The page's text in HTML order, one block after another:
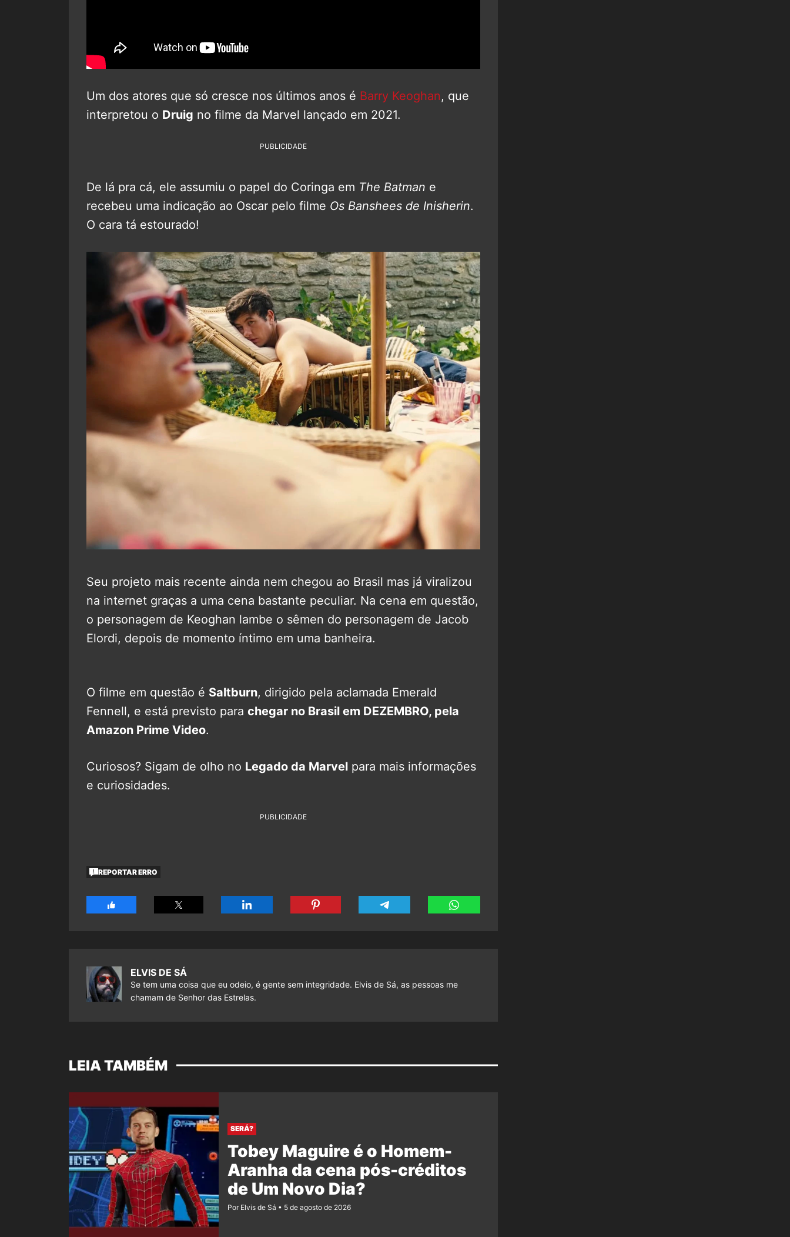
Um dos atores que só cresce nos últimos anos é Barry Keoghan, que
interpretou o Druig no filme da Marvel lançado em 2021.
PUBLICIDADE
De lá pra cá, ele assumiu o papel do Coringa em The Batman e
recebeu uma indicação ao Oscar pelo filme Os Banshees de Inisherin.
O cara tá estourado!
Seu projeto mais recente ainda nem chegou ao Brasil mas já viralizou
na internet graças a uma cena bastante peculiar. Na cena em questão,
o personagem de Keoghan lambe o sêmen do personagem de Jacob
Elordi, depois de momento íntimo em uma banheira.
O filme em questão é Saltburn, dirigido pela aclamada Emerald
Fennell, e está previsto para chegar no Brasil em DEZEMBRO, pela
Amazon Prime Video.
Curiosos? Sigam de olho no Legado da Marvel para mais informações
e curiosidades.
PUBLICIDADE
REPORTAR ERRO
ELVIS DE SÁ
Se tem uma coisa que eu odeio, é gente sem integridade. Elvis de Sá, as pessoas me
chamam de Senhor das Estrelas.
LEIA TAMBÉM
SERÁ?
Tobey Maguire é o Homem-
Aranha da cena pós-créditos
de Um Novo Dia?
Por Elvis de Sá 5 de agosto de 2026